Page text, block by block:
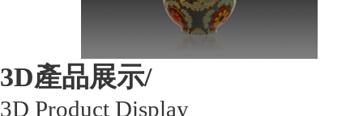
3D產品展示/
3D Product Display